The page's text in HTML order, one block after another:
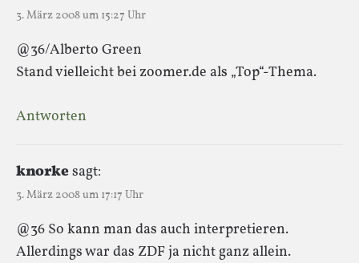
3. März 2008 um 15:27 Uhr
@36/Alberto Green
Stand vielleicht bei zoomer.de als „Top“-Thema.
Antworten
knorkesagt:
3. März 2008 um 17:17 Uhr
@36 So kann man das auch interpretieren.
Allerdings war das ZDF ja nicht ganz allein.